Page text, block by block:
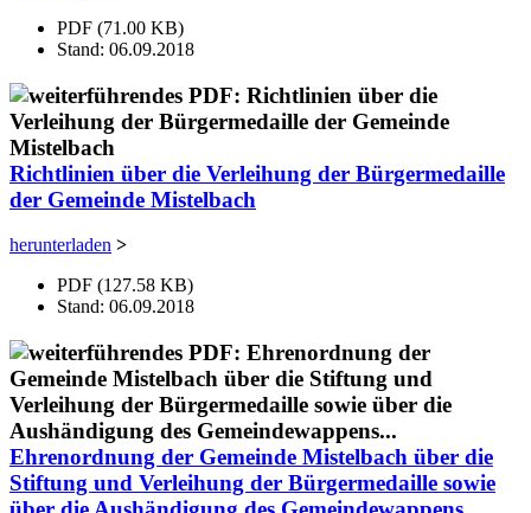
PDF (71.00 KB)
Stand: 06.09.2018
Richtlinien über die Verleihung der Bürgermedaille
der Gemeinde Mistelbach
herunterladen >
PDF (127.58 KB)
Stand: 06.09.2018
Ehrenordnung der Gemeinde Mistelbach über die
Stiftung und Verleihung der Bürgermedaille sowie